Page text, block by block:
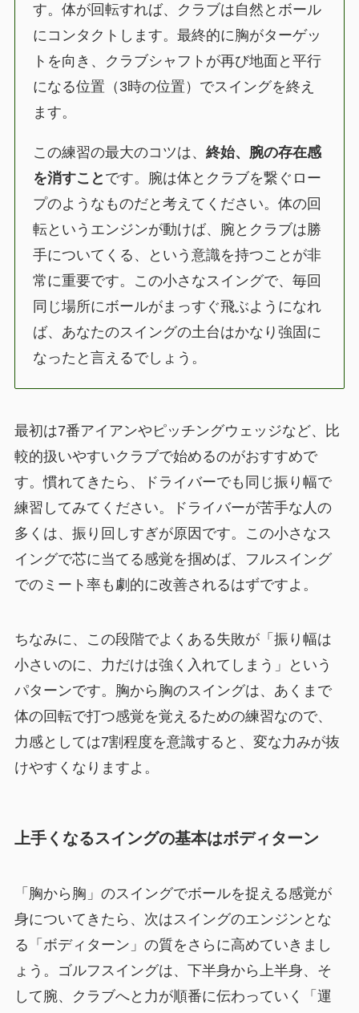
す。体が回転すれば、クラブは自然とボール
にコンタクトします。最終的に胸がターゲッ
トを向き、クラブシャフトが再び地面と平行
になる位置（3時の位置）でスイングを終え
ます。
この練習の最大のコツは、終始、腕の存在感
を消すこと です。腕は体とクラブを繋ぐロー
プのようなものだと考えてください。体の回
転というエンジンが動けば、腕とクラブは勝
手についてくる、という意識を持つことが非
常に重要です。この小さなスイングで、毎回
同じ場所にボールがまっすぐ飛ぶようになれ
ば、あなたのスイングの土台はかなり強固に
なったと言えるでしょう。
最初は7番アイアンやピッチングウェッジなど、比
較的扱いやすいクラブで始めるのがおすすめで
す。慣れてきたら、ドライバーでも同じ振り幅で
練習してみてください。ドライバーが苦手な人の
多くは、振り回しすぎが原因です。この小さなス
イングで芯に当てる感覚を掴めば、フルスイング
でのミート率も劇的に改善されるはずですよ。
ちなみに、この段階でよくある失敗が「振り幅は
小さいのに、力だけは強く入れてしまう」という
パターンです。胸から胸のスイングは、あくまで
体の回転で打つ感覚を覚えるための練習なので、
力感としては7割程度を意識すると、変な力みが抜
けやすくなりますよ。
上手くなるスイングの基本はボディターン
「胸から胸」のスイングでボールを捉える感覚が
身についてきたら、次はスイングのエンジンとな
る「ボディターン」の質をさらに高めていきまし
ょう。ゴルフスイングは、下半身から上半身、そ
して腕、クラブへと力が順番に伝わっていく「運